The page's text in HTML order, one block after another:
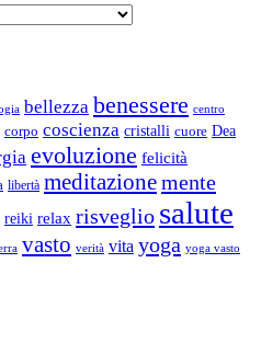
bellezza benessere centro
corpo coscienza cristalli cuore Dea
evoluzione felicità
libertà meditazionemente
reiki relax risveglio salute
vasto verità vita yoga yoga vasto